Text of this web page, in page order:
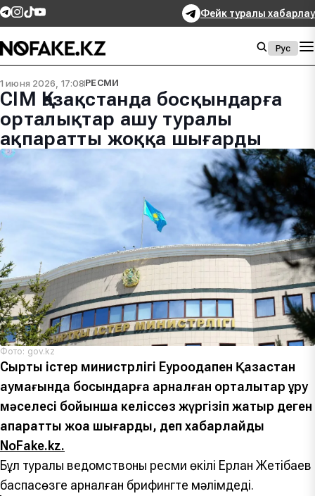
Фейк туралы хабарлау
Рус
1 июня 2026, 17:08РЕСМИ
СІМ Қазақстанда босқындарға
орталықтар ашу туралы
ақпаратты жоққа шығарды
Фото: gov.kz
Сыртқы істер министрлігі Еуроодақпен Қазақстан
аумағында босқындарға арналған орталықтар құру
мәселесі бойынша келіссөз жүргізіп жатыр деген
ақпаратты жоққа шығарды, деп хабарлайды
NoFake.kz.
Бұл туралы ведомствоның ресми өкілі Ерлан Жетібаев
баспасөзге арналған брифингте мәлімдеді.